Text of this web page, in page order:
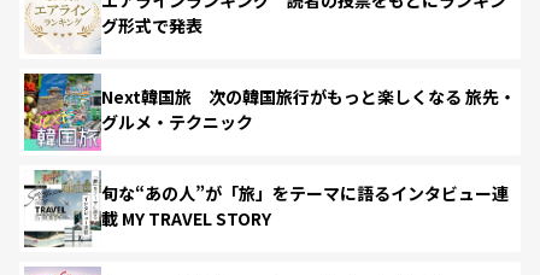
グ形式で発表
Next韓国旅 次の韓国旅行がもっと楽しくなる 旅先・
グルメ・テクニック
旬な“あの人”が「旅」をテーマに語るインタビュー連
載 MY TRAVEL STORY